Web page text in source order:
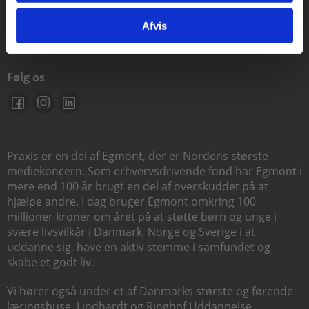
Afvis
Følg os
Praxis er en del af Egmont, der er Nordens største
mediekoncern. Som erhvervsdrivende fond har Egmont i
mere end 100 år brugt en del af overskuddet på at
hjælpe andre. I dag bruger Egmont omkring 100
millioner kroner om året på at støtte børn og unge i
svære livsvilkår i Danmark, Norge og Sverige i at
uddanne sig, have en aktiv stemme i samfundet og
skabe et godt liv.
Vi hører også under et af Danmarks største og førende